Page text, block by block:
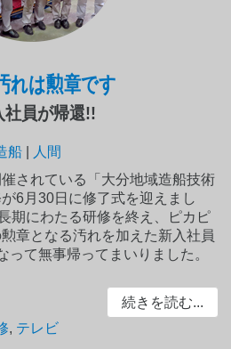
れは勲章です
社員が帰還!!
船
人間
されている「大分地域造船技術
6月30日に修了式を迎えまし
期にわたる研修を終え、ピカピ
章となる汚れを加えた新入社員
って無事帰ってまいりました。
続きを読む...
, テレビ